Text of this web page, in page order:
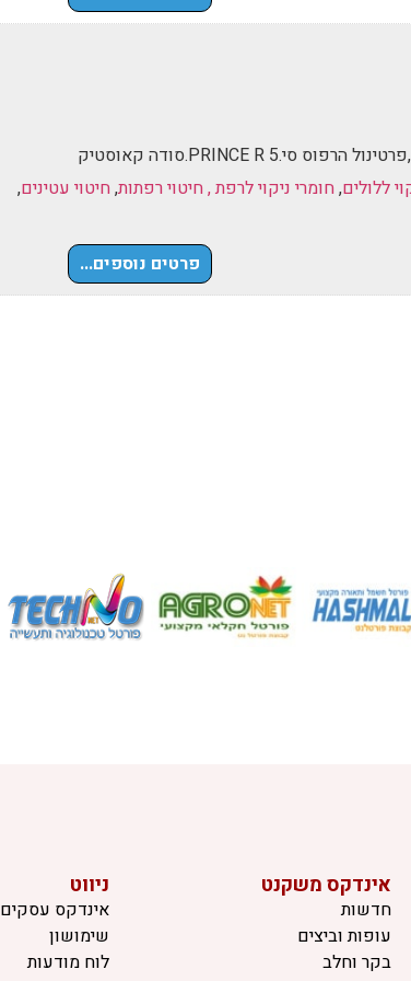
ללולים,חומרי ניקוי לרפת , חיטוי רפתות,חיטוי עטינים,
פרטים נוספים...
אינדקס משקנט
חדשות
עופות וביצים
בקר וחלב
ניווט
אינדקס עסקים
שימושון
לוח מודעות